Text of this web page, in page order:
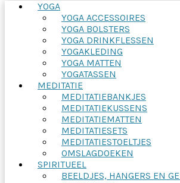
YOGA
YOGA ACCESSOIRES
YOGA BOLSTERS
YOGA DRINKFLESSEN
YOGAKLEDING
YOGA MATTEN
YOGATASSEN
MEDITATIE
MEDITATIEBANKJES
MEDITATIEKUSSENS
MEDITATIEMATTEN
MEDITATIESETS
MEDITATIESTOELTJES
OMSLAGDOEKEN
SPIRITUEEL
BEELDJES, HANGERS EN